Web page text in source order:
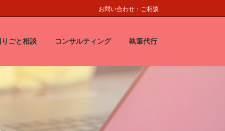
お問い合わせ・ご相談
ごと相談 コンサルティング 執筆代行